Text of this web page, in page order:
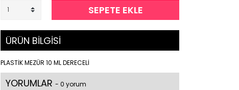
SEPETE EKLE
ÜRÜN BİLGİSİ
PLASTİK MEZÜR 10 ML DERECELİ
YORUMLAR - 0 yorum